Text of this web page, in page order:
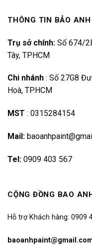
THÔNG TIN BẢO
Trụ sở chính: Số 674/
Tây, TPHCM
Chi nhánh : Số 27G8
Hoà, TP.HCM
MST : 0315284154
Mail:
Tel: 0909 403 567
CỘNG ĐỒNG BAO
Hỗ trợ Khách hàng: 0909